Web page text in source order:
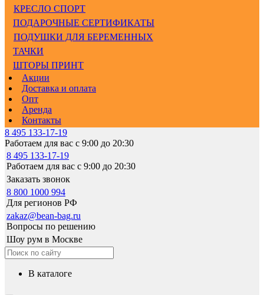
КРЕСЛО СПОРТ
ПОДАРОЧНЫЕ СЕРТИФИКАТЫ
ПОДУШКИ ДЛЯ БЕРЕМЕННЫХ
ТАЧКИ
ШТОРЫ ПРИНТ
Акции
Доставка и оплата
Опт
Аренда
Контакты
8 495 133-17-19
Работаем для вас с 9:00 до 20:30
8 495 133-17-19
Работаем для вас с 9:00 до 20:30
Заказать звонок
8 800 1000 994
Для регионов РФ
zakaz@bean-bag.ru
Вопросы по решению
Шоу рум в Москве
в каталоге